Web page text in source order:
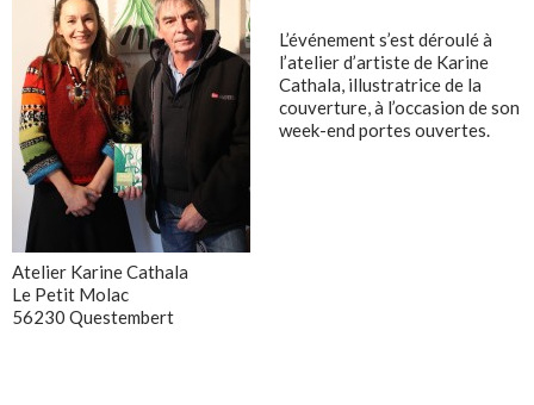
L’événement s’est déroulé à
l’atelier d’artiste de Karine
Cathala, illustratrice de la
couverture, à l’occasion de son
week-end portes ouvertes.
Atelier Karine Cathala
Le Petit Molac
56230 Questembert